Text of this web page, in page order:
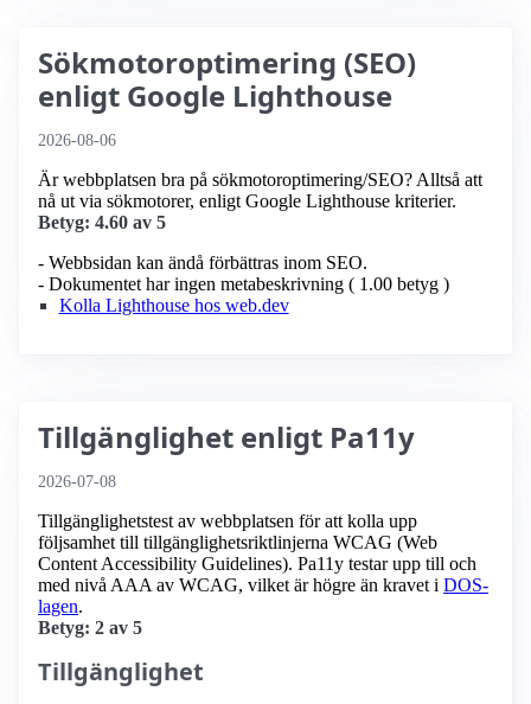
Sökmotoroptimering (SEO)
enligt Google Lighthouse
2026-08-06
Är webbplatsen bra på sökmotoroptimering/SEO? Alltså att
nå ut via sökmotorer, enligt Google Lighthouse kriterier.
Betyg: 4.60 av 5
- Webbsidan kan ändå förbättras inom SEO.
- Dokumentet har ingen metabeskrivning ( 1.00 betyg )
Kolla Lighthouse hos web.dev
Tillgänglighet enligt Pa11y
2026-07-08
Tillgänglighetstest av webbplatsen för att kolla upp
följsamhet till tillgänglighets­riktlinjerna WCAG (Web
Content Accessibility Guidelines). Pa11y testar upp till och
med nivå AAA av WCAG, vilket är högre än kravet i DOS-
lagen.
Betyg: 2 av 5
Tillgänglighet